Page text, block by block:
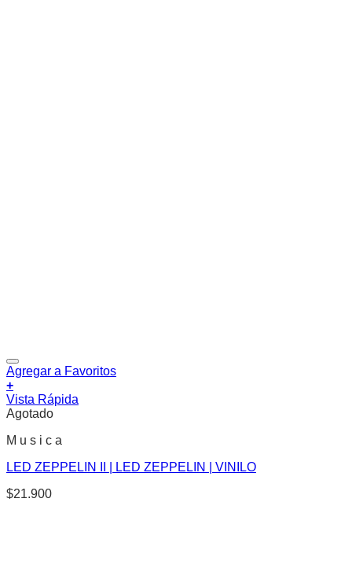
Agregar a Favoritos
+
Vista Rápida
Agotado
M u s i c a
LED ZEPPELIN II | LED ZEPPELIN | VINILO
$21.900